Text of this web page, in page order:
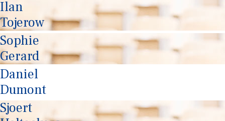
Ilan
Tojerow
Sophie
Gerard
Daniel
Dumont
Sjoert